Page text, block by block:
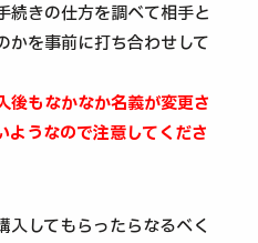
続きの仕方を調べて相手と
かを事前に打ち合わせして
後もなかなか名義が変更さ
ようなので注意してくださ
入してもらったらなるべく